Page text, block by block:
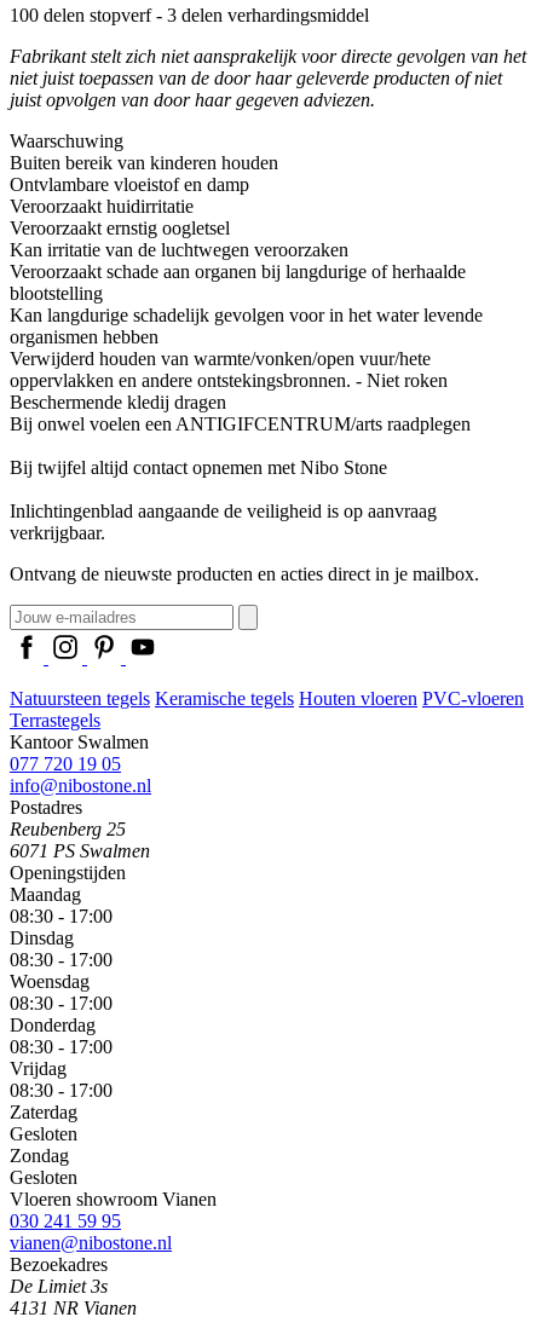
100 delen stopverf - 3 delen verhardingsmiddel
Fabrikant stelt zich niet aansprakelijk voor directe gevolgen van het
niet juist toepassen van de door haar geleverde producten of niet
juist opvolgen van door haar gegeven adviezen.
Waarschuwing
Buiten bereik van kinderen houden
Ontvlambare vloeistof en damp
Veroorzaakt huidirritatie
Veroorzaakt ernstig oogletsel
Kan irritatie van de luchtwegen veroorzaken
Veroorzaakt schade aan organen bij langdurige of herhaalde
blootstelling
Kan langdurige schadelijk gevolgen voor in het water levende
organismen hebben
Verwijderd houden van warmte/vonken/open vuur/hete
oppervlakken en andere ontstekingsbronnen. - Niet roken
Beschermende kledij dragen
Bij onwel voelen een ANTIGIFCENTRUM/arts raadplegen
Bij twijfel altijd contact opnemen met Nibo Stone
Inlichtingenblad aangaande de veiligheid is op aanvraag
verkrijgbaar.
Ontvang de nieuwste producten en acties direct in je mailbox.
Natuursteen tegels Keramische tegels Houten vloeren PVC-vloeren
Terrastegels
Kantoor Swalmen
077 720 19 05
info@nibostone.nl
Postadres
Reubenberg 25
6071 PS Swalmen
Openingstijden
Maandag
08:30 - 17:00
Dinsdag
08:30 - 17:00
Woensdag
08:30 - 17:00
Donderdag
08:30 - 17:00
Vrijdag
08:30 - 17:00
Zaterdag
Gesloten
Zondag
Gesloten
Vloeren showroom Vianen
030 241 59 95
vianen@nibostone.nl
Bezoekadres
De Limiet 3s
4131 NR Vianen